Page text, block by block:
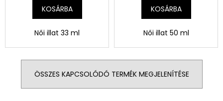
KOSÁRBA
Női illat 33 ml
KOSÁRBA
Női illat 50 ml
ÖSSZES KAPCSOLÓDÓ TERMÉK MEGJELENÍTÉSE